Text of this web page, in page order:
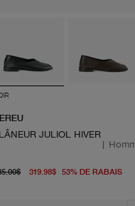
JULIOL HIVER
|
prix d'origine 685.00$
319.98$ 53% DE RABAISÀ